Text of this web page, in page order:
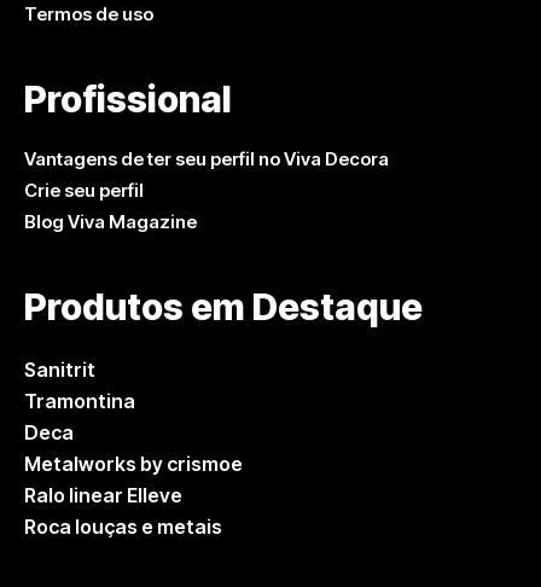
Termos de uso
Profissional
Vantagens de ter seu perfil no Viva Decora
Crie seu perfil
Blog Viva Magazine
Produtos em Destaque
Sanitrit
Tramontina
Deca
Metalworks by crismoe
Ralo linear Elleve
Roca louças e metais